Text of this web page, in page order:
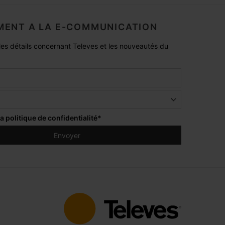
A LA E-COMMUNICATION
détails concernant Televes et les nouveautés du
politique de confidentialité*